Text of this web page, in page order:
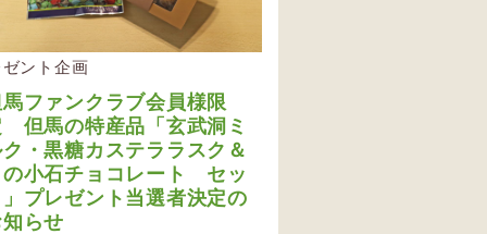
ント企画
ファンクラブ会員様限
但馬の特産品「玄武洞ミ
・黒糖カステララスク＆
の小石チョコレート セッ
プレゼント当選者決定の
らせ